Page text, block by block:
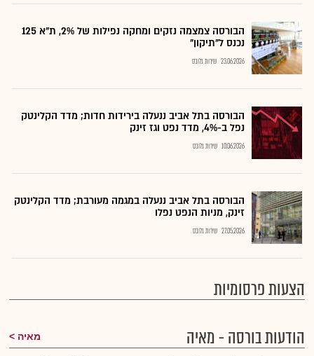
הבורסה צמצמה נזקים ומחקה נפילות של 2%, ת"א 125
נכנס ל"תיקון"
23.06.2026 שירות גלובס
הבורסה בתל אביב ננעלה בירידות חדות; מדד הקלינטק
נפל ב-4%, מדד נפט וגז זינק
10.06.2026 שירות גלובס
הבורסה בתל אביב ננעלה במגמה מעורבת; מדד הקלינטק
זינק, מניות הנפט נפלו
27.05.2026 שירות גלובס
הצעות פרסומיות
הודעות בורסה - מאיה
מאיה